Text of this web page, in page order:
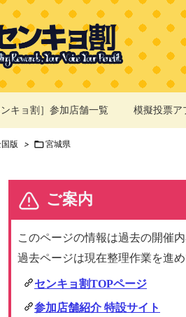
キョ割］参加店舗一覧 模擬投票ア
版 > 宮城県